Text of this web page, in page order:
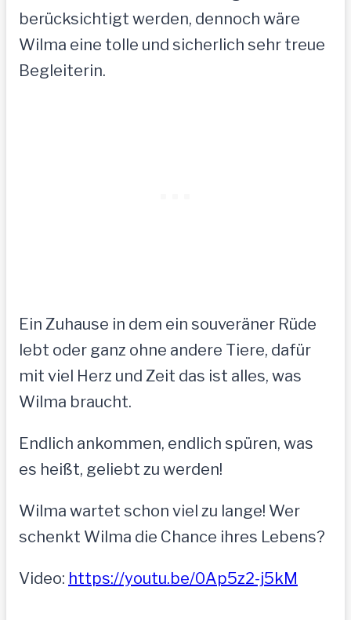
berücksichtigt werden, dennoch wäre
Wilma eine tolle und sicherlich sehr treue
Begleiterin.
Ein Zuhause in dem ein souveräner Rüde
lebt oder ganz ohne andere Tiere, dafür
mit viel Herz und Zeit das ist alles, was
Wilma braucht.
Endlich ankommen, endlich spüren, was
es heißt, geliebt zu werden!
Wilma wartet schon viel zu lange! Wer
schenkt Wilma die Chance ihres Lebens?
Video: https://youtu.be/0Ap5z2-j5kM